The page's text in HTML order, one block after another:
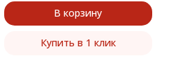
В корзину
Купить в 1 клик